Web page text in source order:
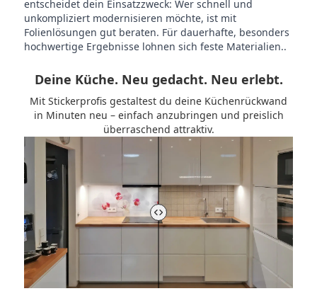
entscheidet dein Einsatzzweck: Wer schnell und
unkompliziert modernisieren möchte, ist mit
Folienlösungen gut beraten. Für dauerhafte, besonders
hochwertige Ergebnisse lohnen sich feste Materialien..
Deine Küche. Neu gedacht. Neu erlebt.
Mit Stickerprofis gestaltest du deine Küchenrückwand
in Minuten neu – einfach anzubringen und preislich
überraschend attraktiv.